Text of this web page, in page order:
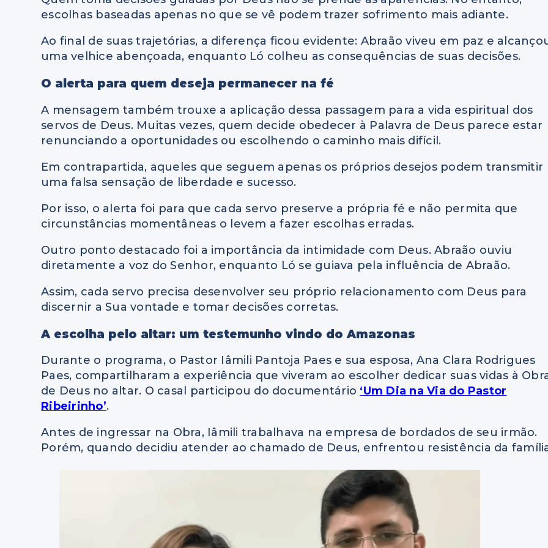
escolhas baseadas apenas no que se vê podem trazer sofrimento mais adiante.
Ao final de suas trajetórias, a diferença ficou evidente: Abraão viveu em paz e
uma velhice abençoada, enquanto Ló colheu as consequências de suas decisões.
O alerta para quem deseja permanecer na fé
A mensagem também trouxe a aplicação dessa passagem para a vida espiritual dos
servos de Deus. Muitas vezes, quem decide obedecer à Palavra de Deus parece estar
renunciando a oportunidades ou escolhendo o caminho mais difícil.
Em contrapartida, aqueles que seguem apenas os próprios desejos podem transmitir
uma falsa sensação de liberdade e sucesso.
Por isso, o alerta foi para que cada servo preserve a própria fé e não permita que
circunstâncias momentâneas o levem a fazer escolhas erradas.
Outro ponto destacado foi a importância da intimidade com Deus. Abraão ouviu
diretamente a voz do Senhor, enquanto Ló se guiava pela influência de Abraão.
Assim, cada servo precisa desenvolver seu próprio relacionamento com Deus para
discernir a Sua vontade e tomar decisões corretas.
A escolha pelo altar: um testemunho vindo do Amazonas
Durante o programa, o Pastor Iâmili Pantoja Paes e sua esposa, Ana Clara Rodrigues
Paes, compartilharam a experiência que viveram ao escolher dedicar suas vidas à
de Deus no altar. O casal participou do documentário ‘Um Dia na Via do Pastor
Ribeirinho’.
Antes de ingressar na Obra, Iâmili trabalhava na empresa de bordados de seu irmão.
Porém, quando decidiu atender ao chamado de Deus, enfrentou resistência da